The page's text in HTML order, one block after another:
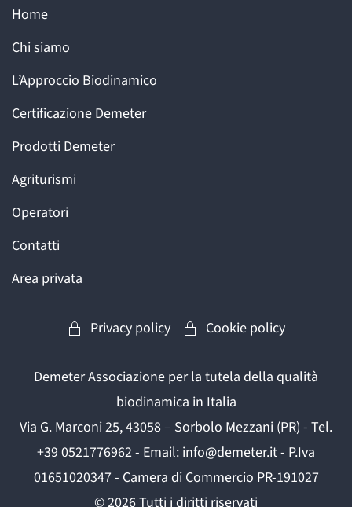
Home
Chi siamo
L’Approccio Biodinamico
Certificazione Demeter
Prodotti Demeter
Agriturismi
Operatori
Contatti
Area privata
Privacy policy Cookie policy
Demeter Associazione per la tutela della qualità
biodinamica in Italia
Via G. Marconi 25, 43058 – Sorbolo Mezzani (PR) - Tel.
+39 0521776962 - Email: info@demeter.it - P.Iva
01651020347 - Camera di Commercio PR-191027
©2026Tutti i diritti riservati